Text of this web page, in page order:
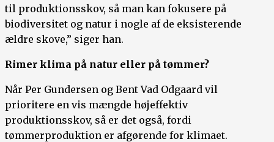
til produktionsskov, så man kan fokusere på
biodiversitet og natur i nogle af de eksisterende
ældre skove,” siger han.
Rimer klima på natur eller på tømmer?
Når Per Gundersen og Bent Vad Odgaard vil
prioritere en vis mængde højeffektiv
produktionsskov, så er det også, fordi
tømmerproduktion er afgørende for klimaet.